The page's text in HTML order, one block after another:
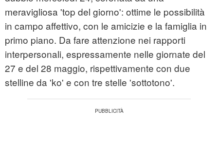
meravigliosa 'top del giorno': ottime le possibilità
in campo affettivo, con le amicizie e la famiglia in
primo piano. Da fare attenzione nei rapporti
interpersonali, espressamente nelle giornate del
27 e del 28 maggio, rispettivamente con due
stelline da 'ko' e con tre stelle 'sottotono'.